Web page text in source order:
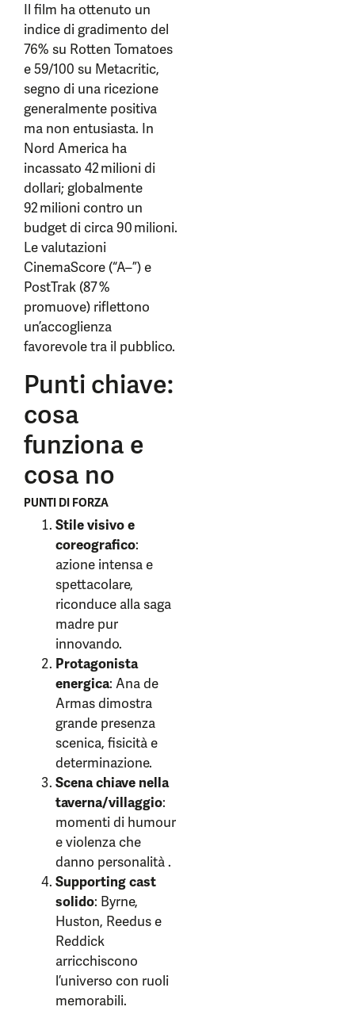
Il film ha ottenuto un
indice di gradimento del
76% su Rotten Tomatoes
e 59/100 su Metacritic,
segno di una ricezione
generalmente positiva
ma non entusiasta. In
Nord America ha
incassato 42 milioni di
dollari; globalmente
92 milioni contro un
budget di circa 90 milioni.
Le valutazioni
CinemaScore (“A–”) e
PostTrak (87 %
promuove) riflettono
un’accoglienza
favorevole tra il pubblico.
Punti chiave:
cosa
funziona e
cosa no
PUNTI DI FORZA
Stile visivo e
coreografico:
azione intensa e
spettacolare,
riconduce alla saga
madre pur
innovando.
Protagonista
energica: Ana de
Armas dimostra
grande presenza
scenica, fisicità e
determinazione.
Scena chiave nella
taverna/villaggio:
momenti di humour
e violenza che
danno personalità .
Supporting cast
solido: Byrne,
Huston, Reedus e
Reddick
arricchiscono
l’universo con ruoli
memorabili.